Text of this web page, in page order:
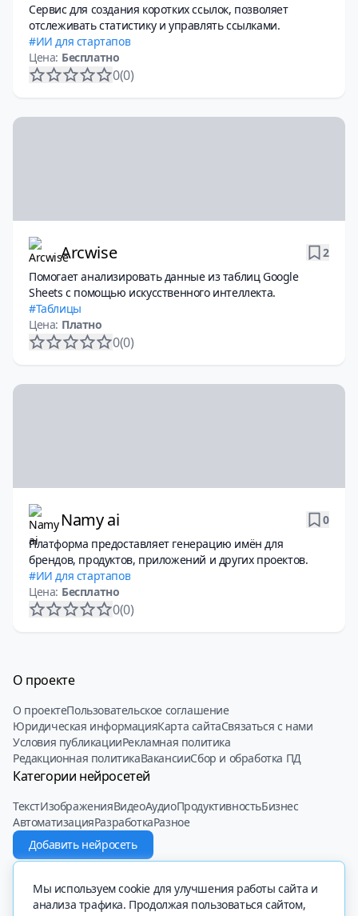
Сервис для создания коротких ссылок, позволяет
отслеживать статистику и управлять ссылками.
ИИ для стартапов
Цена: Бесплатно
0(0)
Arcwise
2
Помогает анализировать данные из таблиц Google
Sheets с помощью искусственного интеллекта.
Таблицы
Цена: Платно
0(0)
Namy ai
0
Платформа предоставляет генерацию имён для
брендов, продуктов, приложений и других проектов.
ИИ для стартапов
Цена: Бесплатно
0(0)
О проекте
О проектеПользовательское соглашение
Юридическая информацияКарта сайтаСвязаться с нами
Условия публикацииРекламная политика
Редакционная политикаВакансииСбор и обработка ПД
Категории нейросетей
ТекстИзображенияВидеоАудиоПродуктивностьБизнес
АвтоматизацияРазработкаРазное
Добавить нейросеть
Мы используем cookie для улучшения работы сайта и
анализа трафика. Продолжая пользоваться сайтом,